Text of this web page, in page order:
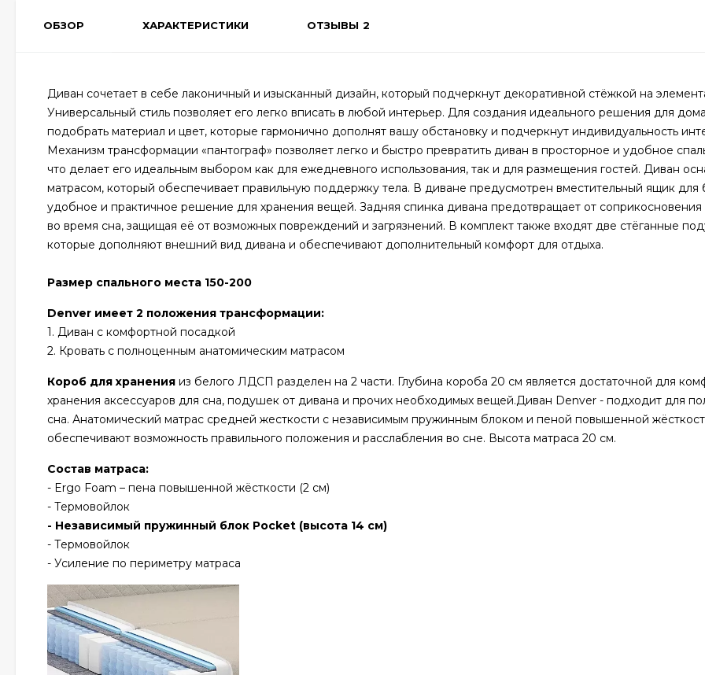
ОБЗОР ХАРАКТЕРИСТИКИ ОТЗЫВЫ 2
Диван сочетает в себе лаконичный и изысканный дизайн, который подчеркнут декоративной стёжкой на
Универсальный стиль позволяет его легко вписать в любой интерьер. Для создания идеального решения для
подобрать материал и цвет, которые гармонично дополнят вашу обстановку и подчеркнут индивидуальность
Механизм трансформации «пантограф» позволяет легко и быстро превратить диван в просторное и удобное
что делает его идеальным выбором как для ежедневного использования, так и для размещения гостей. Диван
матрасом, который обеспечивает правильную поддержку тела. В диване предусмотрен вместительный ящик для
удобное и практичное решение для хранения вещей. Задняя спинка дивана предотвращает от соприкосновения
во время сна, защищая её от возможных повреждений и загрязнений. В комплект также входят две стёганные
которые дополняют внешний вид дивана и обеспечивают дополнительный комфорт для отдыха.
Размер спального места 150-200
Denver имеет 2 положения трансформации:
1. Диван с комфортной посадкой
2. Кровать с полноценным анатомическим матрасом
Короб для хранения из белого ЛДСП разделен на 2 части. Глубина короба 20 см является достаточной для
хранения аксессуаров для сна, подушек от дивана и прочих необходимых вещей.Диван Denver - подходит для
сна. Анатомический матрас средней жесткости с независимым пружинным блоком и пеной повышенной
обеспечивают возможность правильного положения и расслабления во сне. Высота матраса 20 см.
Состав матраса:
- Ergo Foam – пена повышенной жёсткости (2 см)
- Термовойлок
- Независимый пружинный блок Pocket (высота 14 см)
- Термовойлок
- Усиление по периметру матраса